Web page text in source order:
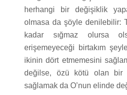
herhangi bir değişiklik
olmasa da şöyle denilebilir:
kadar sığmaz olursa
erişemeyeceği birtakım
ikinin dört etmemesini
değilse, özü kötü olan bir
sağlamak da O’nun elinde